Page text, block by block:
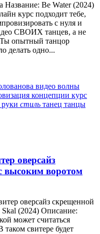
Название: Be Water (2024)
курс подходит тебе,
с нуля и
СВОИХ танцев, а не
опытный танцор
делать одно...
видео волны
концепции курс
руки стиль танец танцы
оверсайз
высоким воротом
оверсайз скрещенной
(2024) Описание:
может считаться
свитере будет